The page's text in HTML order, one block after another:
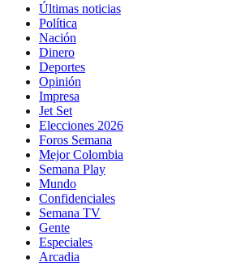
Últimas noticias
Política
Nación
Dinero
Deportes
Opinión
Impresa
Jet Set
Elecciones 2026
Foros Semana
Mejor Colombia
Semana Play
Mundo
Confidenciales
Semana TV
Gente
Especiales
Arcadia